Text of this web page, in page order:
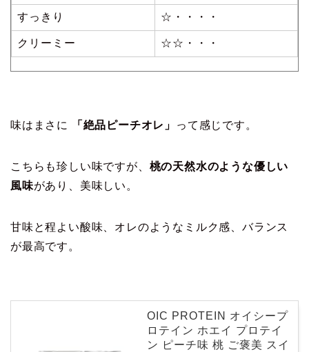
すっきり ☆・・・・
クリーミー ☆☆・・・
味はまさに 「絶品ピーチオレ」 って感じです。
こちらも珍しい味ですが、 桃の天然水のような優しい
風味があり、美味しい。
甘味と程よい酸味、オレのようなミルク感、バランス
が最高です。
OIC PROTEIN オイシープ
ロテイン ホエイ プロテイ
ン ピーチ味 桃 ご褒美 スイ